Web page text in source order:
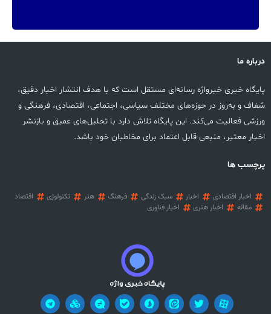
درباره ما
پایگاه خبری خبرواژه رسانه‌ای مستقل است که با هدف انتشار اخبار دقیق،
شفاف و به‌روز در حوزه‌های مختلف سیاسی، اجتماعی، اقتصادی، فرهنگی و
ورزشی فعالیت می‌کند. این پایگاه تلاش دارد با تحلیل‌های عمیق و بازنشر
اخبار معتبر، منبعی قابل اعتماد برای مخاطبان خود باشد.
پرچسب ها
اخبار اقتصادی اخبار سبک زندگی فرهنگ هنر تکنولوژی
اقتصاد
مقاله
اخبار هنری اخبار فناوری